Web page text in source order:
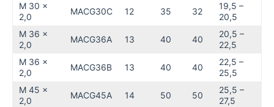
M 30 x
2,0
MACG30C 12 35 32
19,5 –
20,5
M 36 x
2,0
MACG36A 13 40 40
20,5 –
22,5
M 36 x
2,0
MACG36B 13 40 40
22,5 –
25,5
M 45 x
2,0
MACG45A 14 50 50
25,5 –
27,5